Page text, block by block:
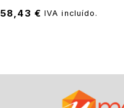
58,43 € IVA incluído.